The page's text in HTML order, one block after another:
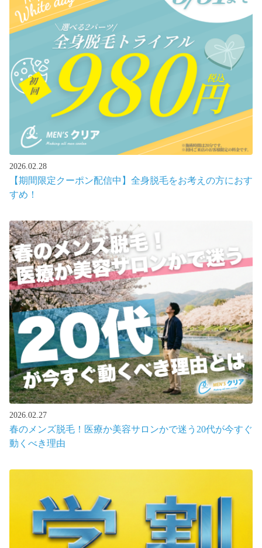
2026.02.28
【期間限定クーポン配信中】全身脱毛をお考えの方におす
すめ！
2026.02.27
春のメンズ脱毛！医療か美容サロンかで迷う20代が今すぐ
動くべき理由